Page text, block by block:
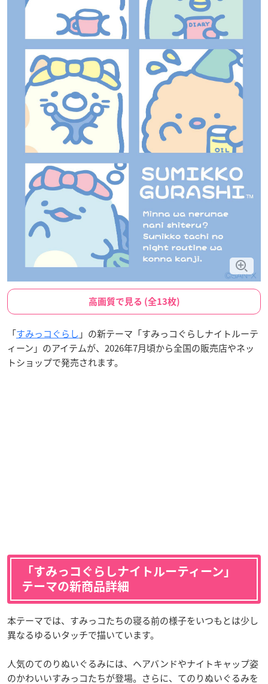
高画質で見る (全13枚)
「すみっコぐらし 」の新テーマ「すみっコぐらしナイトルーテ
ィーン」のアイテムが、2026年7月頃から全国の販売店やネッ
トショップで発売されます。
「すみっコぐらしナイトルーティーン」
テーマの新商品詳細
本テーマでは、すみっコたちの寝る前の様子をいつもとは少し
異なるゆるいタッチで描いています。
人気のてのりぬいぐるみには、ヘアバンドやナイトキャップ姿
のかわいいすみっコたちが登場。さらに、てのりぬいぐるみを